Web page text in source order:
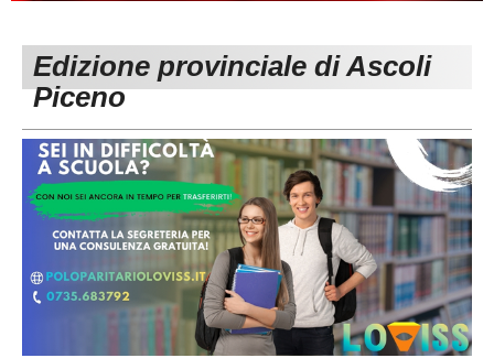
Carica la tua Rosa
1^ CATEGORIA
3^ CATEGORIA
GIOVANILI
Edizione provinciale di Ascoli
Piceno